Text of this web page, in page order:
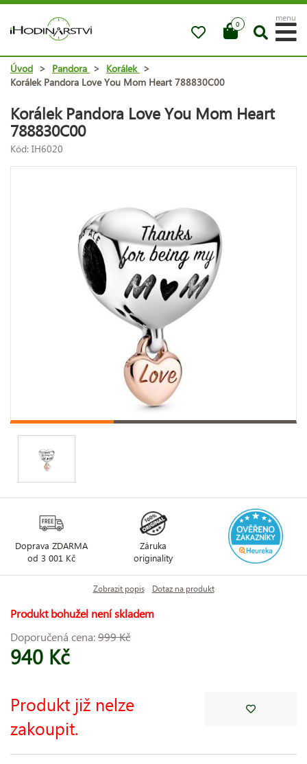
0
menu
Úvod > Pandora > Korálek >
Korálek Pandora Love You Mom Heart 788830C00
Korálek Pandora Love You Mom Heart
788830C00
Kód: IH6020
Doprava ZDARMA
od 3 001 Kč
Záruka
originality
Zobrazit popis Dotaz na produkt
Produkt bohužel není skladem
Doporučená cena:999 Kč
940 Kč
Produkt již nelze
zakoupit.